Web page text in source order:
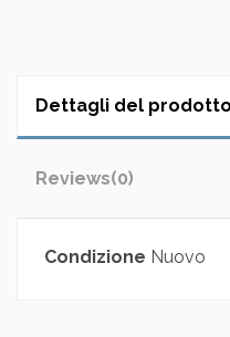
Dettagli del prodotto
Reviews(0)
Condizione Nuovo